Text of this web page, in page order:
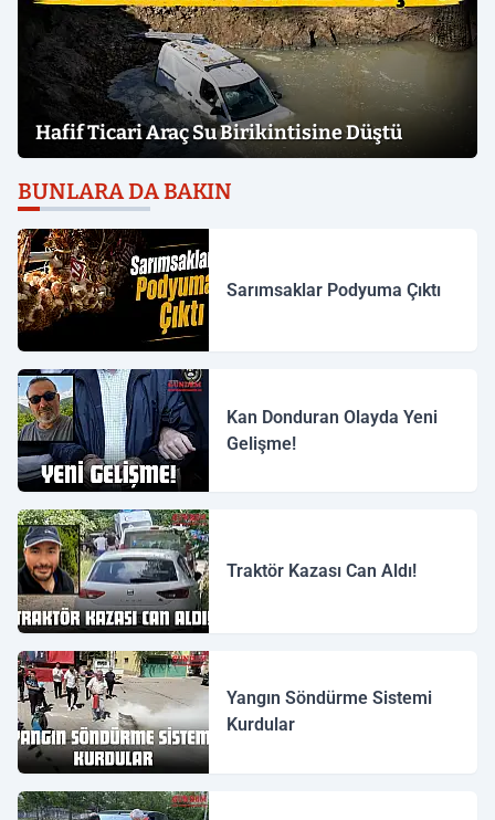
Hafif Ticari Araç Su Birikintisine Düştü
BUNLARA DA BAKIN
Sarımsaklar Podyuma Çıktı
Kan Donduran Olayda Yeni
Gelişme!
Traktör Kazası Can Aldı!
Yangın Söndürme Sistemi
Kurdular